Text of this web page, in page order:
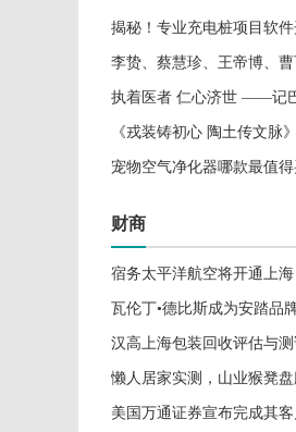
揭秘！专业充电桩项目软件开
李贽、蔡慧珍、王帝博、曹可分别夺
执着医者 仁心济世 ——记巴中陈建忠（中西综
《戎装铸初心 陶土传文脉》
宠物空气净化器哪款最值得买？
财商
宿务太平洋航空将开通上海－宿
瓦伦丁•德比斯成为安踏品牌代
汉高上海包装回收评估与
懒人居家实测，山业猴凳
美国万通证券宣布完成其客户YXT.COM GROUP